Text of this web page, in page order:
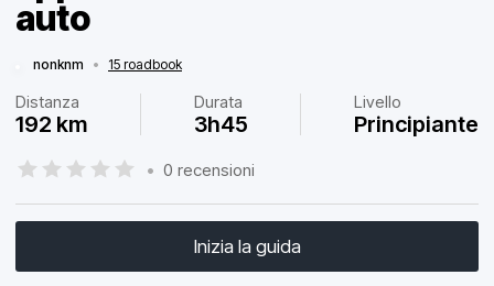
auto
nonknm • 15 roadbook
Distanza
192 km
Durata
3h45
Livello
Principiante
• 0 recensioni
Inizia la guida